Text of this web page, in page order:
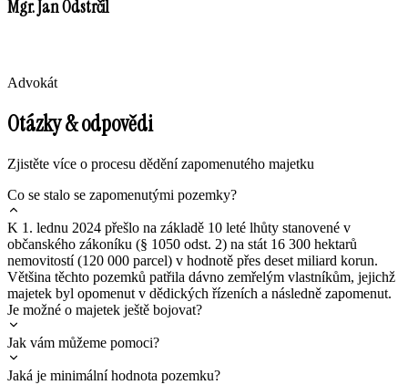
Mgr. Jan Odstrčil
Advokát
Otázky & odpovědi
Zjistěte více o procesu dědění zapomenutého majetku
Co se stalo se zapomenutými pozemky?
K 1. lednu 2024 přešlo na základě 10 leté lhůty stanovené v
občanského zákoníku (§ 1050 odst. 2) na stát 16 300 hektarů
nemovitostí (120 000 parcel) v hodnotě přes deset miliard korun.
Většina těchto pozemků patřila dávno zemřelým vlastníkům, jejichž
majetek byl opomenut v dědických řízeních a následně zapomenut.
Je možné o majetek ještě bojovat?
Jak vám můžeme pomoci?
Jaká je minimální hodnota pozemku?